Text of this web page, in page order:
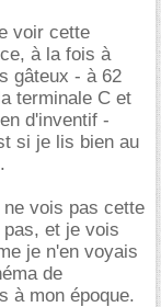
voir cette
à la fois à
gâteux - à 62
terminale C et
d'inventif -
si je lis bien au
vois pas cette
et je vois
je n'en voyais
de
à mon époque.